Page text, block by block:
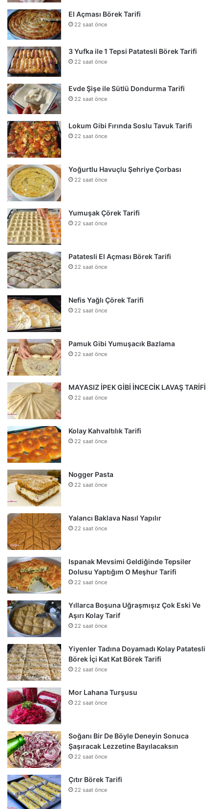
El Açması Börek Tarifi
22 saat önce
3 Yufka ile 1 Tepsi Patatesli Börek Tarifi
22 saat önce
Evde Şişe ile Sütlü Dondurma Tarifi
22 saat önce
Lokum Gibi Fırında Soslu Tavuk Tarifi
22 saat önce
Yoğurtlu Havuçlu Şehriye Çorbası
22 saat önce
Yumuşak Çörek Tarifi
22 saat önce
Patatesli El Açması Börek Tarifi
22 saat önce
Nefis Yağlı Çörek Tarifi
22 saat önce
Pamuk Gibi Yumuşacık Bazlama
22 saat önce
MAYASIZ İPEK GİBİ İNCECİK LAVAŞ TARİFİ
22 saat önce
Kolay Kahvaltılık Tarifi
22 saat önce
Nogger Pasta
22 saat önce
Yalancı Baklava Nasıl Yapılır
22 saat önce
Ispanak Mevsimi Geldiğinde Tepsiler
Dolusu Yaptığım O Meşhur Tarifi
22 saat önce
Yıllarca Boşuna Uğraşmışız Çok Eski Ve
Aşırı Kolay Tarif
22 saat önce
Yiyenler Tadına Doyamadı Kolay Patatesli
Börek İçi Kat Kat Börek Tarifi
22 saat önce
Mor Lahana Turşusu
22 saat önce
Soğanı Bir De Böyle Deneyin Sonuca
Şaşıracak Lezzetine Bayılacaksın
22 saat önce
Çıtır Börek Tarifi
22 saat önce